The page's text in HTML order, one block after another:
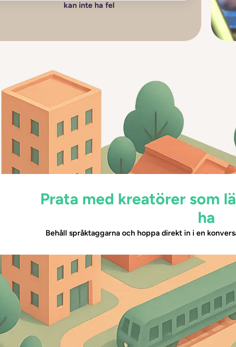
kan inte ha fel
Prata med kreatörer som
ha
Behåll språktaggarna och hoppa direkt in i en